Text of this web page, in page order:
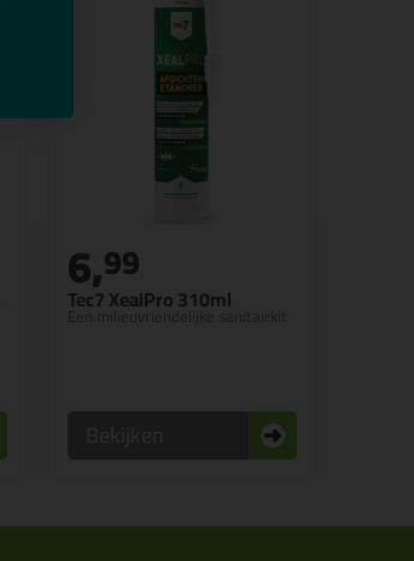
Tec7 XealPro 310ml
Een milieuvriendelijke sanitairkit
6,99